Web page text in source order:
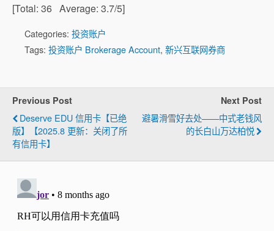
[Total: 36 Average: 3.7/5]
Categories: 投资账户
Tags: 投资账户 Brokerage Account, 新兴互联网券商
Previous Post
Deserve EDU 信用卡【已绝
版】【2025.8 更新：关闭了所
有信用卡】
Next Post
避暑滑雪好去处——中式老钱风
的长白山万达柏悦